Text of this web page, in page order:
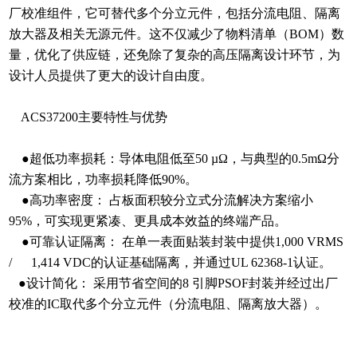
厂校准组件，它可替代多个分立元件，包括分流电阻、隔离
放大器及相关无源元件。这不仅减少了物料清单（BOM）数
量，优化了供应链，还免除了复杂的高压隔离设计环节，为
设计人员提供了更大的设计自由度。
ACS37200主要特性与优势
●超低功率损耗：导体电阻低至50 µΩ，与典型的0.5mΩ分
流方案相比，功率损耗降低90%。
●高功率密度： 占板面积较分立式分流解决方案缩小
95%，可实现更紧凑、更具成本效益的终端产品。
●可靠认证隔离： 在单一表面贴装封装中提供1,000 VRMS
/ 1,414 VDC的认证基础隔离，并通过UL 62368-1认证。
●设计简化： 采用节省空间的8 引脚PSOF封装并经过出厂
校准的IC取代多个分立元件（分流电阻、隔离放大器）。